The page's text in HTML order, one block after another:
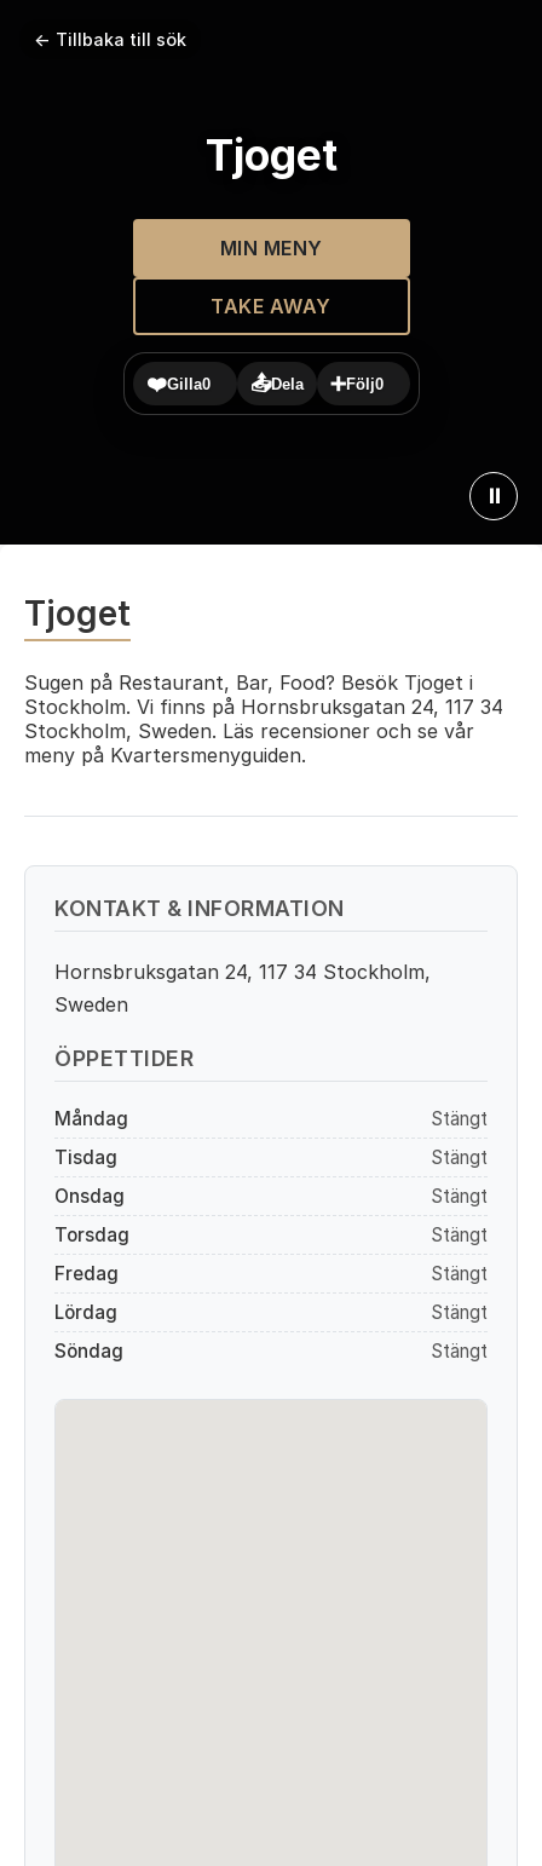
← Tillbaka till sök
Tjoget
MIN MENY
TAKE AWAY
❤️Gilla0 📤Dela ➕Följ0
⏸
Tjoget
Sugen på Restaurant, Bar, Food? Besök Tjoget i
Stockholm. Vi finns på Hornsbruksgatan 24, 117 34
Stockholm, Sweden. Läs recensioner och se vår
meny på Kvartersmenyguiden.
KONTAKT & INFORMATION
Hornsbruksgatan 24, 117 34 Stockholm,
Sweden
ÖPPETTIDER
Måndag
Stängt
Tisdag
Stängt
Onsdag
Stängt
Torsdag
Stängt
Fredag
Stängt
Lördag
Stängt
Söndag
Stängt